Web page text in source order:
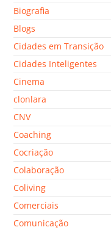
Biografia
Blogs
Cidades em Transição
Cidades Inteligentes
Cinema
clonlara
CNV
Coaching
Cocriação
Colaboração
Coliving
Comerciais
Comunicação